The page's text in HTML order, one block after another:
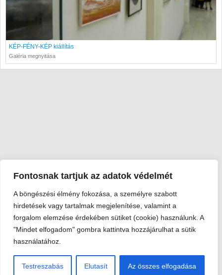
Fontosnak tartjuk az adatok védelmét
A böngészési élmény fokozása, a személyre szabott
hirdetések vagy tartalmak megjelenítése, valamint a
forgalom elemzése érdekében sütiket (cookie) használunk. A
"Mindet elfogadom" gombra kattintva hozzájárulhat a sütik
használatához.
Testreszabás Elutasít Az összes elfogadása
KÉP-FÉNY-KÉP kiállítás
Galéria megnyitása
Viski Károly Múzeum Kalocsa
6300 Kalocsa, Szent István király út 25. · Telefon:
351
© 2026 Viski Károly Múzeum Kalocsa